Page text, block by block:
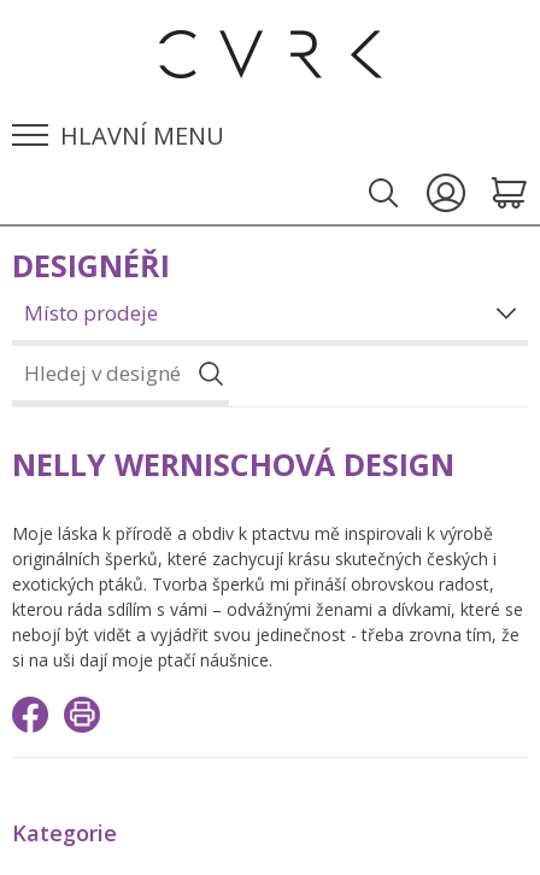
HLAVNÍ MENU
DESIGNÉŘI
Místo prodeje
NELLY WERNISCHOVÁ DESIGN
Moje láska k přírodě a obdiv k ptactvu mě inspirovali k výrobě
originálních šperků, které zachycují krásu skutečných českých i
exotických ptáků. Tvorba šperků mi přináší obrovskou radost,
kterou ráda sdílím s vámi – odvážnými ženami a dívkami, které se
nebojí být vidět a vyjádřit svou jedinečnost - třeba zrovna tím, že
si na uši dají moje ptačí náušnice.
Kategorie